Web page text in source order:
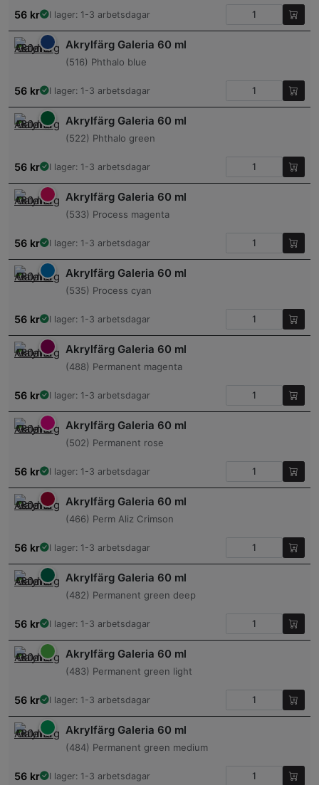
56 kr I lager: 1-3 arbetsdagar
Akrylfärg Galeria 60 ml
(516) Phthalo blue
56 kr I lager: 1-3 arbetsdagar
Akrylfärg Galeria 60 ml
(522) Phthalo green
56 kr I lager: 1-3 arbetsdagar
Akrylfärg Galeria 60 ml
(533) Process magenta
56 kr I lager: 1-3 arbetsdagar
Akrylfärg Galeria 60 ml
(535) Process cyan
56 kr I lager: 1-3 arbetsdagar
Akrylfärg Galeria 60 ml
(488) Permanent magenta
56 kr I lager: 1-3 arbetsdagar
Akrylfärg Galeria 60 ml
(502) Permanent rose
56 kr I lager: 1-3 arbetsdagar
Akrylfärg Galeria 60 ml
(466) Perm Aliz Crimson
56 kr I lager: 1-3 arbetsdagar
Akrylfärg Galeria 60 ml
(482) Permanent green deep
56 kr I lager: 1-3 arbetsdagar
Akrylfärg Galeria 60 ml
(483) Permanent green light
56 kr I lager: 1-3 arbetsdagar
Akrylfärg Galeria 60 ml
(484) Permanent green medium
56 kr I lager: 1-3 arbetsdagar